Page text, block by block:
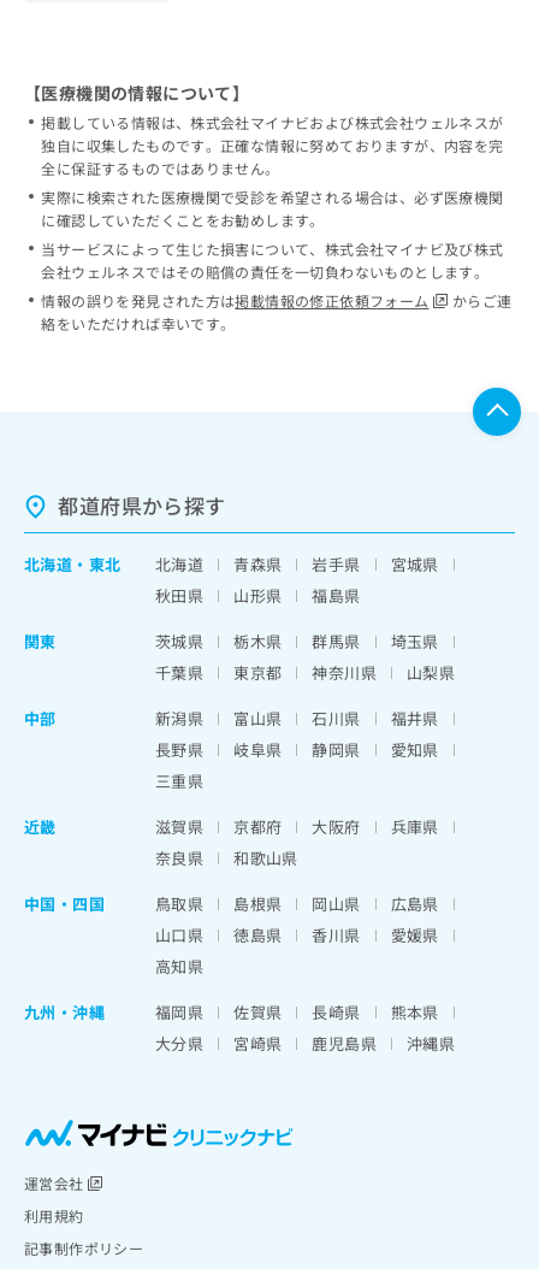
【医療機関の情報について】
掲載している情報は、株式会社マイナビおよび株式会社ウェルネスが
独自に収集したものです。正確な情報に努めておりますが、内容を完
全に保証するものではありません。
実際に検索された医療機関で受診を希望される場合は、必ず医療機関
に確認していただくことをお勧めします。
当サービスによって生じた損害について、株式会社マイナビ及び株式
会社ウェルネスではその賠償の責任を一切負わないものとします。
情報の誤りを発見された方は掲載情報の修正依頼フォーム
からご連
絡をいただければ幸いです。
都道府県から探す
北海道 ・ 東北 北海道 青森県 岩手県
宮城県
秋田県
山形県
福島県
関東
茨城県 栃木県 群馬県
埼玉県
千葉県
東京都 神奈川県
山梨県
中部
新潟県 富山県 石川県
福井県
長野県
岐阜県 静岡県
愛知県
三重県
近畿
滋賀県 京都府 大阪府
兵庫県
奈良県
和歌山県
中国・四国
鳥取県 島根県 岡山県
広島県
山口県
徳島県 香川県
愛媛県
高知県
九州・沖縄
福岡県 佐賀県 長崎県
熊本県
大分県
宮崎県 鹿児島県 沖縄県
運営会社
利用規約
記事制作ポリシー